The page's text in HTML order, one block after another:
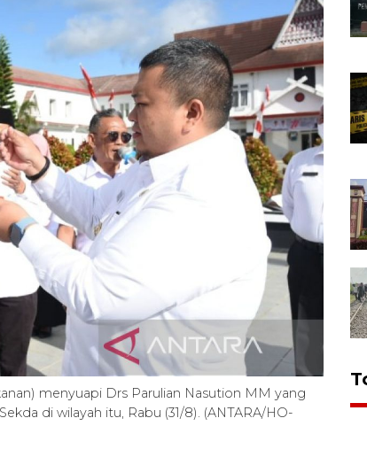
menyuapi Drs Parulian Nasution MM yang
di wilayah itu, Rabu (31/8). (ANTARA/HO-